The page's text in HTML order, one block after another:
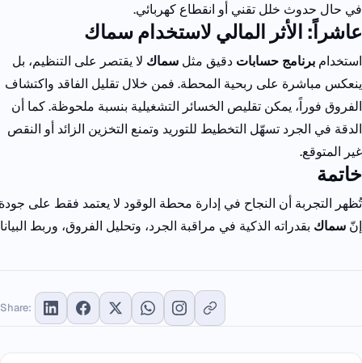
في حال حدوث خلل تقني أو انقطاع كهربائي.
عاشراً: الأثر المالي لاستخدام سماك
استخدام برنامج حسابات دقيق مثل سماك لا يقتصر على التنظيم، بل
ينعكس مباشرة على ربحية المحطة. فمن خلال تقليل الفاقد واكتشاف
الفروق فوراً، يمكن تقليص الخسائر التشغيلية بنسبة ملحوظة.كما أن
الدقة في الجرد تسهّل التخطيط للتوريد وتمنع التخزين الزائد أو النقص
غير المتوقع.
خاتمة
تُظهر التجربة أن النجاح في إدارة محطة الوقود لايعتمد فقط على
إنّ سماك بقدراته الذكية في مراقبة الجرد، وتحليل الفروق، وربط
Share: